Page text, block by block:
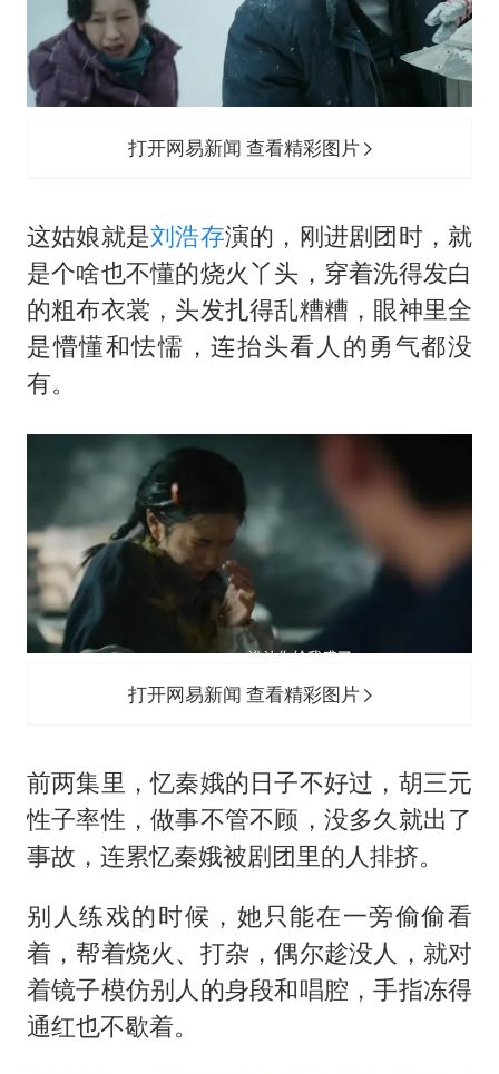
打开网易新闻 查看精彩图片
这姑娘就是刘浩存演的，刚进剧团时，就
是个啥也不懂的烧火丫头，穿着洗得发白
的粗布衣裳，头发扎得乱糟糟，眼神里全
是懵懂和怯懦，连抬头看人的勇气都没
有。
打开网易新闻 查看精彩图片
前两集里，忆秦娥的日子不好过，胡三元
性子率性，做事不管不顾，没多久就出了
事故，连累忆秦娥被剧团里的人排挤。
别人练戏的时候，她只能在一旁偷偷看
着，帮着烧火、打杂，偶尔趁没人，就对
着镜子模仿别人的身段和唱腔，手指冻得
通红也不歇着。